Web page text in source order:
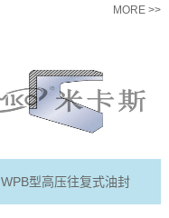
MORE >>
WPB型高压往复式油封